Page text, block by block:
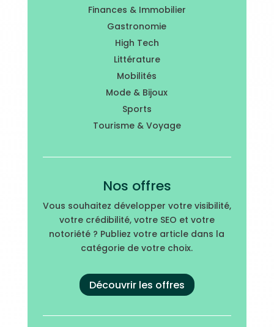
Finances & Immobilier
Gastronomie
High Tech
Littérature
Mobilités
Mode & Bijoux
Sports
Tourisme & Voyage
Nos offres
Vous souhaitez développer votre visibilité,
votre crédibilité, votre SEO et votre
notoriété ? Publiez votre article dans la
catégorie de votre choix.
Découvrir les offres